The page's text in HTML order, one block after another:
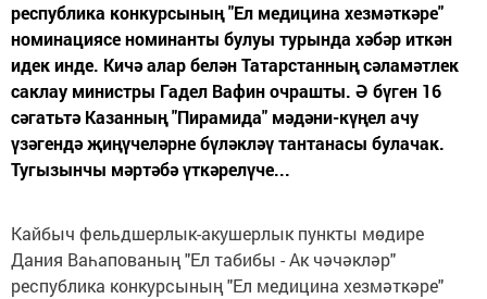
республика конкурсының "Ел медицина хезмәткәре"
номинациясе номинанты булуы турында хәбәр иткән
идек инде. Кичә алар белән Татарстанның сәламәтлек
саклау министры Гадел Вафин очрашты. Ә бүген 16
сәгатьтә Казанның "Пирамида" мәдәни-күңел ачу
үзәгендә җиңүчеләрне бүләкләү тантанасы булачак.
Тугызынчы мәртәбә үткәрелүче...
Кайбыч фельдшерлык-акушерлык пункты мөдире
Дания Ваһапованың "Ел табибы - Ак чәчәкләр"
республика конкурсының "Ел медицина хезмәткәре"